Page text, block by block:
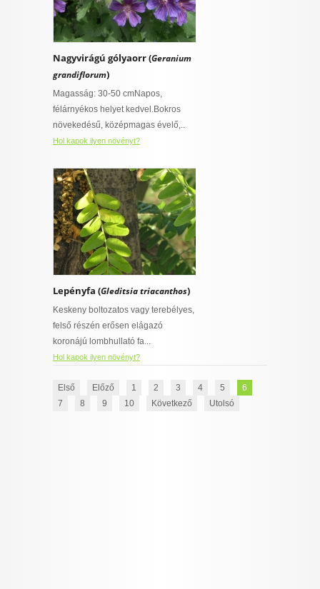
Nagyvirágú gólyaorr (Geranium
grandiflorum)
Magasság: 30-50 cmNapos,
félárnyékos helyet kedvel.Bokros
növekedésű, középmagas évelő,..
Hol kapok ilyen növényt?
Lepényfa (Gleditsia triacanthos)
Keskeny boltozatos vagy terebélyes,
felső részén erősen elágazó
koronájú lombhullató fa...
Hol kapok ilyen növényt?
Első Előző 1 2 3 4 5
6
7
8 9 10 Következő Utolsó